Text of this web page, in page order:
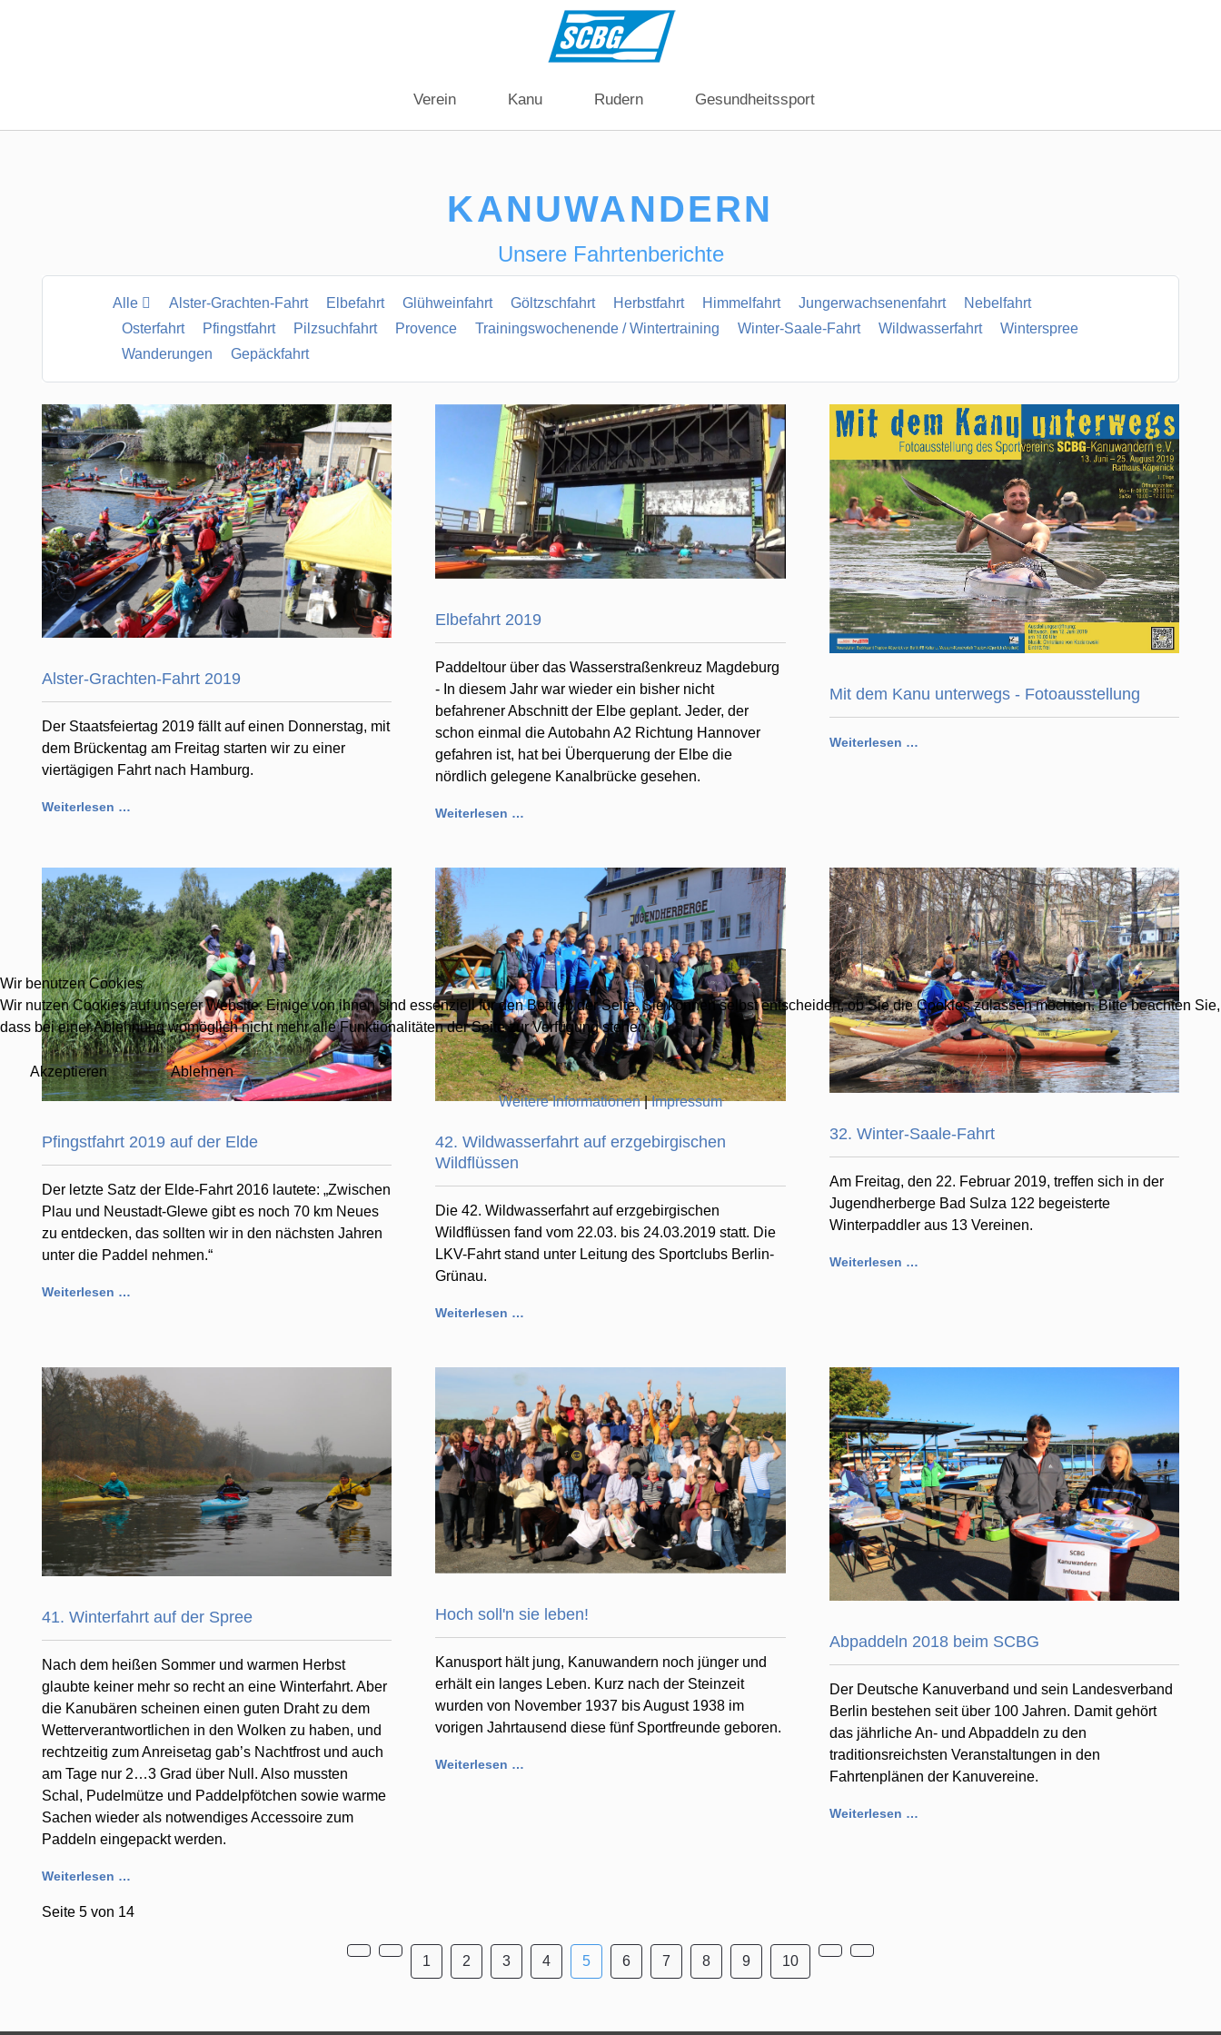
Verein Kanu Rudern Gesundheitssport
KANUWANDERN
Unsere Fahrtenberichte
Alle Alster-Grachten-Fahrt Elbefahrt Glühweinfahrt Göltzschfahrt Herbstfahrt Himmelfahrt Jungerwachsenenfahrt
Nebelfahrt
Osterfahrt
Pfingstfahrt Pilzsuchfahrt Provence Trainingswochenende / Wintertraining Winter-Saale-Fahrt Wildwasserfahrt
Winterspree
Wanderungen
Gepäckfahrt
Alster-Grachten-Fahrt 2019
Der Staatsfeiertag 2019 fällt auf einen Donnerstag, mit
dem Brückentag am Freitag starten wir zu einer
viertägigen Fahrt nach Hamburg.
Weiterlesen …
Elbefahrt 2019
Paddeltour über das Wasserstraßenkreuz Magdeburg
- In diesem Jahr war wieder ein bisher nicht
befahrener Abschnitt der Elbe geplant. Jeder, der
schon einmal die Autobahn A2 Richtung Hannover
gefahren ist, hat bei Überquerung der Elbe die
nördlich gelegene Kanalbrücke gesehen.
Weiterlesen …
Mit dem Kanu unterwegs - Fotoausstellung
Weiterlesen …
Pfingstfahrt 2019 auf der Elde
Der letzte Satz der Elde-Fahrt 2016 lautete: „Zwischen
Plau und Neustadt-Glewe gibt es noch 70 km Neues
zu entdecken, das sollten wir in den nächsten Jahren
unter die Paddel nehmen.“
Weiterlesen …
42. Wildwasserfahrt auf erzgebirgischen
Wildflüssen
Die 42. Wildwasserfahrt auf erzgebirgischen
Wildflüssen fand vom 22.03. bis 24.03.2019 statt. Die
LKV-Fahrt stand unter Leitung des Sportclubs Berlin-
Grünau.
Weiterlesen …
32. Winter-Saale-Fahrt
Am Freitag, den 22. Februar 2019, treffen sich in der
Jugendherberge Bad Sulza 122 begeisterte
Winterpaddler aus 13 Vereinen.
Weiterlesen …
41. Winterfahrt auf der Spree
Nach dem heißen Sommer und warmen Herbst
glaubte keiner mehr so recht an eine Winterfahrt. Aber
die Kanubären scheinen einen guten Draht zu dem
Wetterverantwortlichen in den Wolken zu haben, und
rechtzeitig zum Anreisetag gab’s Nachtfrost und auch
am Tage nur 2…3 Grad über Null. Also mussten
Schal, Pudelmütze und Paddelpfötchen sowie warme
Sachen wieder als notwendiges Accessoire zum
Paddeln eingepackt werden.
Weiterlesen …
Hoch soll'n sie leben!
Kanusport hält jung, Kanuwandern noch jünger und
erhält ein langes Leben. Kurz nach der Steinzeit
wurden von November 1937 bis August 1938 im
vorigen Jahrtausend diese fünf Sportfreunde geboren.
Weiterlesen …
Abpaddeln 2018 beim SCBG
Der Deutsche Kanuverband und sein Landesverband
Berlin bestehen seit über 100 Jahren. Damit gehört
das jährliche An- und Abpaddeln zu den
traditionsreichsten Veranstaltungen in den
Fahrtenplänen der Kanuvereine.
Weiterlesen …
Seite 5 von 14
1 2 3 4 5 6 7 8 9 10
Wir benutzen Cookies
Wir nutzen Cookies auf unserer Website. Einige von ihnen sind essenziell für den Betrieb der Seite. Sie können selbst entscheiden, ob Sie die Cookies zulassen möchten. Bitte beachten Sie,
dass bei einer Ablehnung womöglich nicht mehr alle Funktionalitäten der Seite zur Verfügung stehen.
Akzeptieren
Ablehnen
Weitere Informationen|Impressum